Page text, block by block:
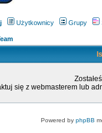
Użytkownicy Grupy
się z webmasterem lub
Powered by phpBB